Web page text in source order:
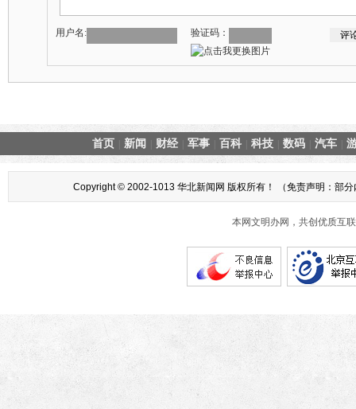
用户名: 验证码：
首页 新闻 财经 军事 百科 科技 数码 汽车
Copyright © 2002-1013 华北新闻网 版权所有！ （免责声明：部
本网文明办网，共创优质互